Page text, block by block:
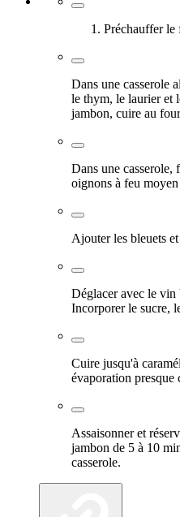
Préchauffer le
Dans une casserole
le thym, le laurier et
jambon, cuire au
Dans une casserole,
oignons à feu
Ajouter les bleuets
Déglacer avec le vin
Incorporer le sucre,
Cuire jusqu'à
évaporation
Assaisonner et
jambon de 5 à 10
casserole.